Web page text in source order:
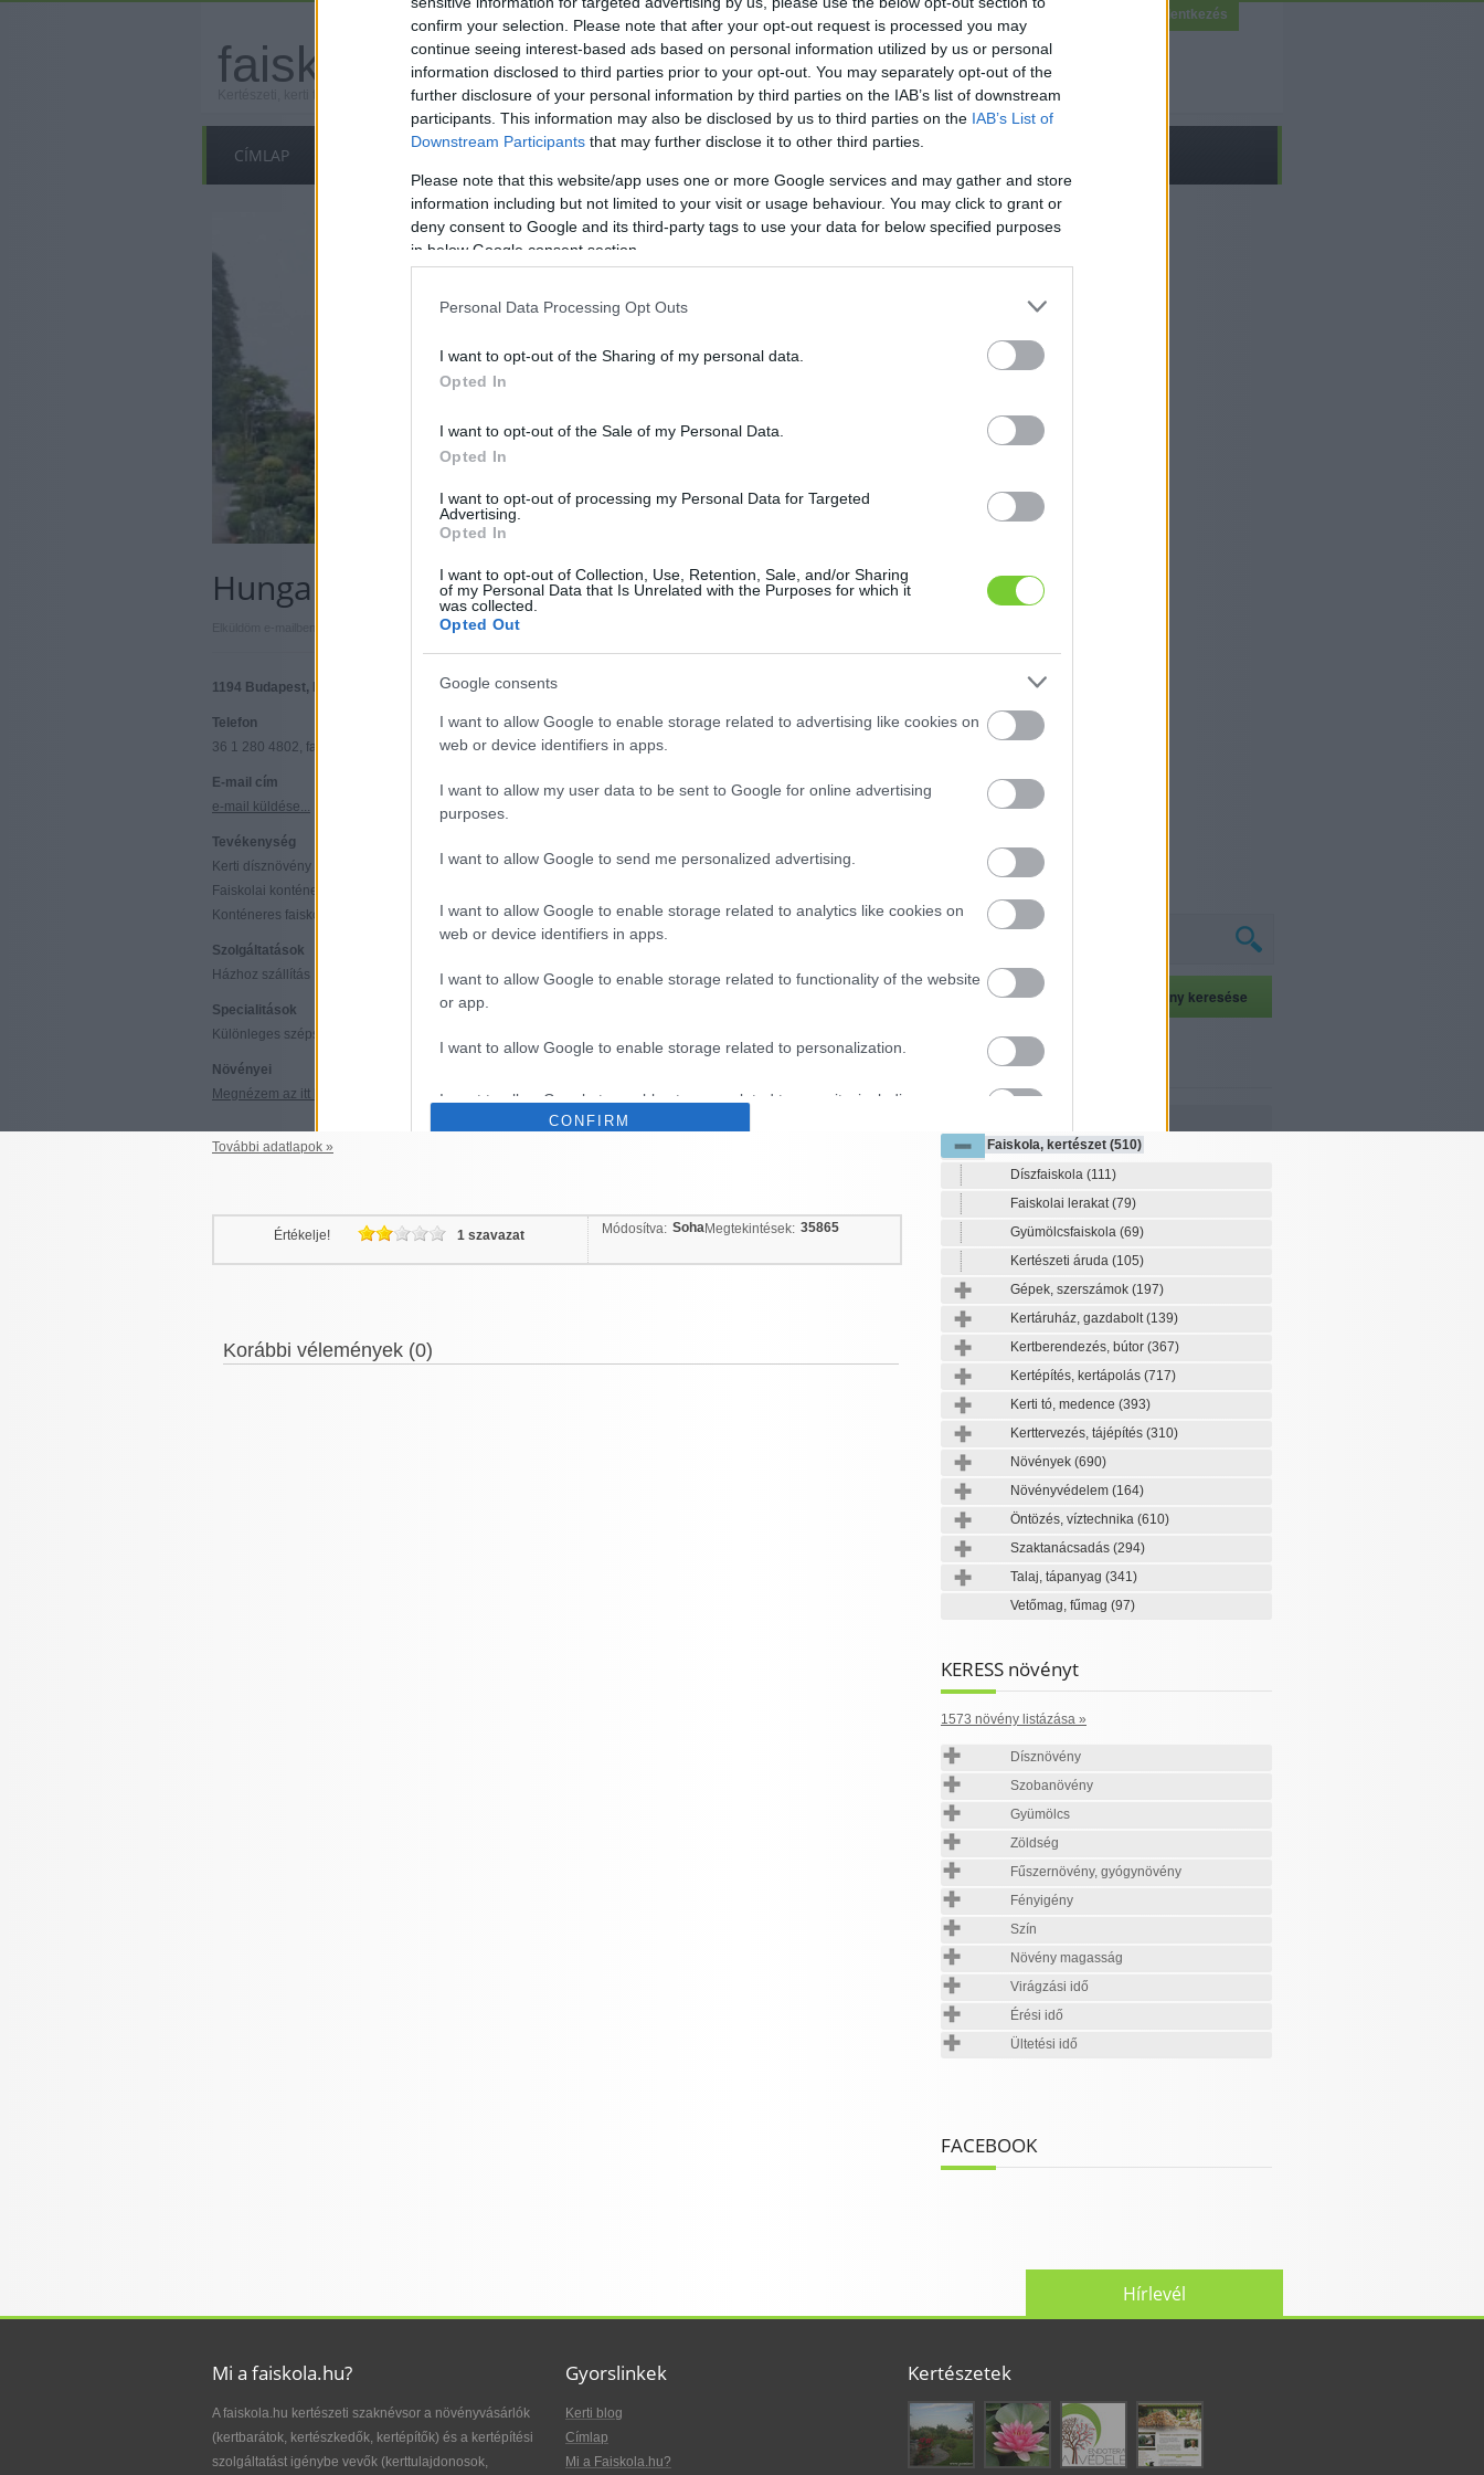
confirm your selection. Please note that after your opt-out request is processed you may
continue seeing interest-based ads based on personal information utilized by us or personal
information disclosed to third parties prior to your opt-out. You may separately opt-out of the
further disclosure of your personal information by third parties on the IAB’s list of downstream
participants. This information may also be disclosed by us to third parties on the IAB’s List of
Downstream Participants that may further disclose it to other third parties.
Please note that this website/app uses one or more Google services and may gather and store
information including but not limited to your visit or usage behaviour. You may click to grant or
deny consent to Google and its third-party tags to use your data for below specified purposes
in below Google consent section.
Personal Data Processing Opt Outs
I want to opt-out of the Sharing of my personal data.
Opted In
I want to opt-out of the Sale of my Personal Data.
Opted In
I want to opt-out of processing my Personal Data for Targeted
Advertising.
Opted In
I want to opt-out of Collection, Use, Retention, Sale, and/or Sharing
of my Personal Data that Is Unrelated with the Purposes for which it
was collected.
Opted Out
Google consents
I want to allow Google to enable storage related to advertising like cookies on
web or device identifiers in apps.
I want to allow my user data to be sent to Google for online advertising
purposes.
I want to allow Google to send me personalized advertising.
I want to allow Google to enable storage related to analytics like cookies on
web or device identifiers in apps.
I want to allow Google to enable storage related to functionality of the website
or app.
I want to allow Google to enable storage related to personalization.
I want to allow Google to enable storage related to security, including
authentication functionality and fraud prevention, and other user protection.
CONFIRM
Jelszó Emlékezzen rám
Elfelejtette jelszavát? Elfelejtette felhasználónevét? Regisztráció
Bejelentkezés
faiskola.hu
Kertészeti, kerti termékek és szolgáltatások térképes szaknévsora
CÍMLAP KERTÉSZ ÉS KERTÉSZET REGISZTRÁCIÓ NÖVÉNYKATALÓGUS
Hungaroplant Kft.
Hibát jelentek
1194 Budapest, Méta utca 31. Budapest
Telefon
36 1 280 4802, fax 36 1 280 4857
Mobil
36 70 380 1882
E-mail cím
e-mail küldése...
Weboldal
Tevékenység
Kerti dísznövény kereskedelem
Faiskolai konténer, bambuszkaró nagykereskedelem
Konténeres faiskolai termesztés
Szolgáltatások
Házhoz szállítás
Specialitások
Különleges szépségű, eredeti japán kerti bonsai fák
Növényei
Megnézem az itt kapható növények listáját »
További adatlapok »
Értékelje! 1 szavazat Módosítva: SohaMegtekintések: 35865
Korábbi vélemények (0)
Kertészeti szaknévsor
Faiskola, kertészet (510)
Díszfaiskola (111)
Faiskolai lerakat(79)
Gyümölcsfaiskola (69)
Kertészeti áruda (105)
Gépek, szerszámok (197)
Kertáruház, gazdabolt(139)
Kertberendezés, bútor (367)
Kertépítés, kertápolás (717)
Kerti tó, medence (393)
Kerttervezés, tájépítés (310)
Növények (690)
Növényvédelem (164)
Öntözés, víztechnika (610)
Szaktanácsadás (294)
Talaj, tápanyag (341)
Vetőmag, fűmag (97)
KERESS növényt
1573 növény listázása »
Dísznövény
Szobanövény
Gyümölcs
Zöldség
Fűszernövény, gyógynövény
Fényigény
Szín
Növény magasság
Virágzási idő
Érési idő
Ültetési idő
FACEBOOK
Hírlevél
Mi a faiskola.hu?
A faiskola.hu kertészeti szaknévsor a növényvásárlók
(kertbarátok, kertészkedők, kertépítők) és a kertépítési
szolgáltatást igénybe vevők (kerttulajdonosok,
Gyorslinkek
Kerti blog
Címlap
Mi a Faiskola.hu?
Kertészetek